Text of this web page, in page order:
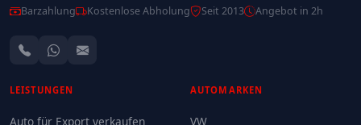
Barzahlung Kostenlose Abholung Seit 2013 Angebot in 2h
LEISTUNGEN
Auto für Export verkaufen
AUTOMARKEN
VW